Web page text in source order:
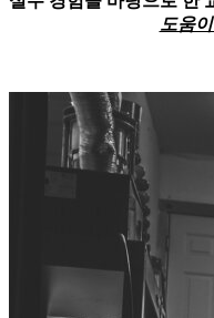
도움